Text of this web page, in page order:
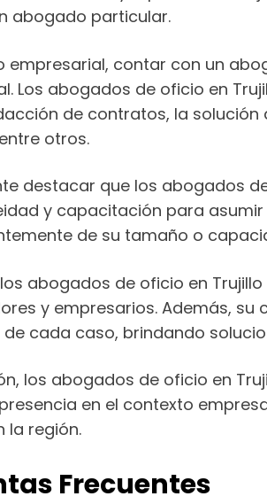
abogado particular.
empresarial, contar con un
Los abogados de oficio en
de contratos, la
otros.
destacar que los abogados
y capacitación para
de su tamaño o
abogados de oficio en
y empresarios. Además,
cada caso, brindando
los abogados de oficio en
en el contexto
la región.
Frecuentes